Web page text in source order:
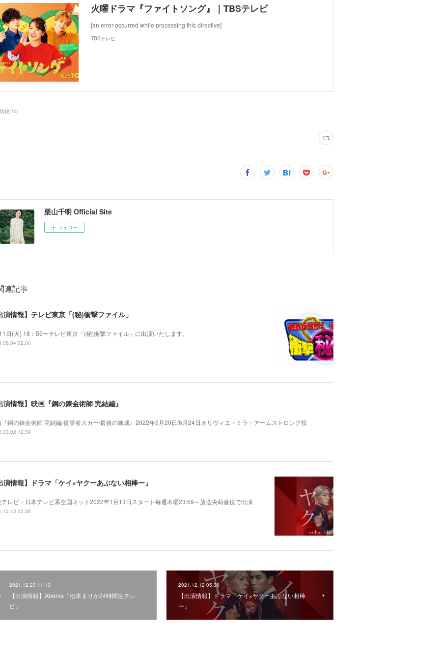
火曜ドラマ『ファイトソング』｜TBSテレビ
[an error occurred while processing this directive]
TBSテレビ
報(15)
栗山千明 Official Site
フォロー
連記事
演情報】テレビ東京「(秘)衝撃ファイル」
日(火) 18：55〜テレビ東京「(秘)衝撃ファイル」に出演いたします。
02:00
演情報】映画『鋼の錬金術師 完結編』
『鋼の錬金術師 完結編 復讐者スカー/最後の錬成』2022年5月20日/6月24日オリヴィエ・ミラ・アームストロング役
12:59
演情報】ドラマ「ケイ×ヤクーあぶない相棒ー」
テレビ・日本テレビ系全国ネット2022年1月13日スタート毎週木曜23:59～放送央莉音役で出演
05:36
2021.12.23 11:13
【出演情報】Abema「松本まりか24時間生テレ
ビ」
2021.12.12 05:36
【出演情報】ドラマ「ケイ×ヤクーあぶない相棒
ー」